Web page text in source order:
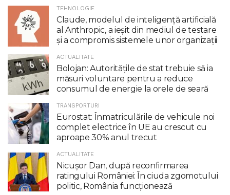
TEHNOLOGIE
Claude, modelul de inteligenţă artificială
al Anthropic, a ieşit din mediul de testare
şi a compromis sistemele unor organizaţii
ACTUALITATE
Bolojan: Autoritățile de stat trebuie să ia
măsuri voluntare pentru a reduce
consumul de energie la orele de seară
TRANSPORTURI
Eurostat: Înmatriculările de vehicule noi
complet electrice în UE au crescut cu
aproape 30% anul trecut
ACTUALITATE
Nicuşor Dan, după reconfirmarea
ratingului României: În ciuda zgomotului
politic, România funcţionează